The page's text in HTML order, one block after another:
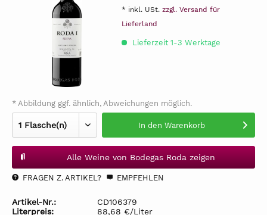
* inkl. USt. zzgl. Versand für
Lieferland
Lieferzeit 1-3 Werktage
* Abbildung ggf. ähnlich, Abweichungen möglich.
In den Warenkorb
Alle Weine von Bodegas Roda zeigen
FRAGEN Z. ARTIKEL? EMPFEHLEN
Artikel-Nr.:
CD106379
Literpreis:
88,68 €/Liter